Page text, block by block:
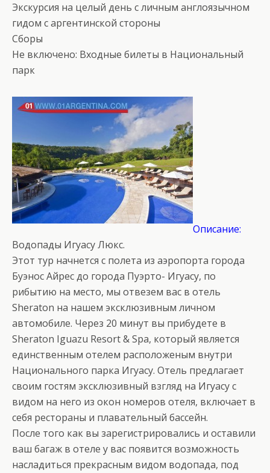
Экскурсия на целый день с личным англоязычном
гидом с аргентинской стороны
Сборы
Не включено: Входные билеты в Национальный
парк
Описание:
Водопады Игуасу Люкс.
Этот тур начнется с полета из аэропорта города
Буэнос Айрес до города Пуэрто- Игуасу, по
рибытию на место, мы отвезем вас в отель
Sheraton на нашем эксклюзивным личном
автомобиле. Через 20 минут вы прибудете в
Sheraton Iguazu Resort & Spa, который является
единственным отелем расположеным внутри
Национального парка Игуасу. Отель предлагает
своим гостям эксклюзивный взгляд на Игуасу с
видом на него из окон номеров отеля, включает в
себя рестораны и плавательный бассейн.
После того как вы зарегистрировались и оставили
ваш багаж в отеле у вас появится возможность
насладиться прекрасным видом водопада, под